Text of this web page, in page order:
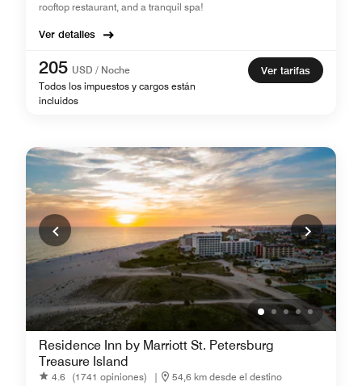
rooftop restaurant, and a tranquil spa!
Ver detalles
205 USD / Noche
Todos los impuestos y cargos están
incluidos
Ver tarifas
Residence Inn by Marriott St. Petersburg
Treasure Island
4.6 (1741 opiniones) |
54,6 km desde el destino